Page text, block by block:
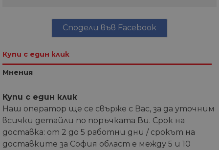
Сподели във Facebook
Купи с един клик
Мнения
Купи с един клик
Наш оператор ще се свърже с Вас, за да уточним
всички детайли по поръчката Ви. Срок на
доставка: от 2 до 5 работни дни / срокът на
доставките за София област е между 5 и 10